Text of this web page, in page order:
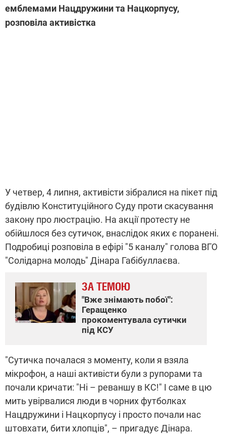
емблемами Нацдружини та Нацкорпусу,
розповіла активістка
У четвер, 4 липня, активісти зібралися на пікет під
будівлю Конституційного Суду проти скасування
закону про люстрацію. На акції протесту не
обійшлося без сутичок, внаслідок яких є поранені.
Подробиці розповіла в ефірі "5 каналу" голова ВГО
"Солідарна молодь" Дінара Габібуллаєва.
ЗА ТЕМОЮ
"Вже знімають побої":
Геращенко
прокоментувала сутички
під КСУ
"Сутичка почалася з моменту, коли я взяла
мікрофон, а наші активісти були з рупорами та
почали кричати: "Ні – реваншу в КС!" І саме в цю
мить увірвалися люди в чорних футболках
Нацдружини і Нацкорпусу і просто почали нас
штовхати, бити хлопців", – пригадує Дінара.